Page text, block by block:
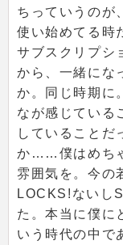
ちっていうのが
使い始めてる時
サブスクリプシ
から、一緒にな
か。同じ時期に
なが感じている
していることだ
か……僕はめち
雰囲気を。今の
LOCKS!ないし
た。本当に僕に
いう時代の中で